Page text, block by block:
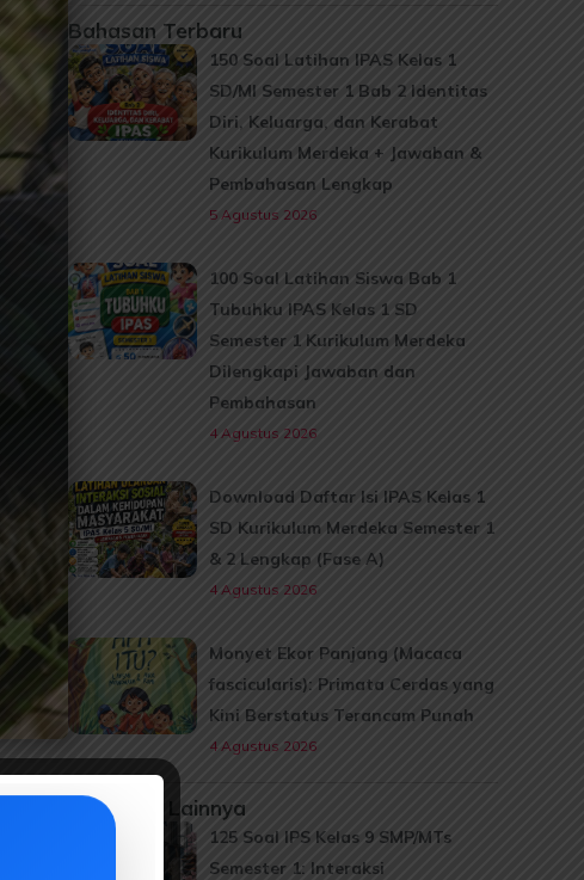
Bahasan Terbaru
150 Soal Latihan IPAS Kelas 1
SD/MI Semester 1 Bab 2 Identitas
Diri, Keluarga, dan Kerabat
Kurikulum Merdeka + Jawaban &
Pembahasan Lengkap
5 Agustus 2026
100 Soal Latihan Siswa Bab 1
Tubuhku IPAS Kelas 1 SD
Semester 1 Kurikulum Merdeka
Dilengkapi Jawaban dan
Pembahasan
4 Agustus 2026
Download Daftar Isi IPAS Kelas 1
SD Kurikulum Merdeka Semester 1
& 2 Lengkap (Fase A)
4 Agustus 2026
Monyet Ekor Panjang (Macaca
fascicularis): Primata Cerdas yang
Kini Berstatus Terancam Punah
4 Agustus 2026
Informasi Lainnya
125 Soal IPS Kelas 9 SMP/MTs
Semester 1: Interaksi